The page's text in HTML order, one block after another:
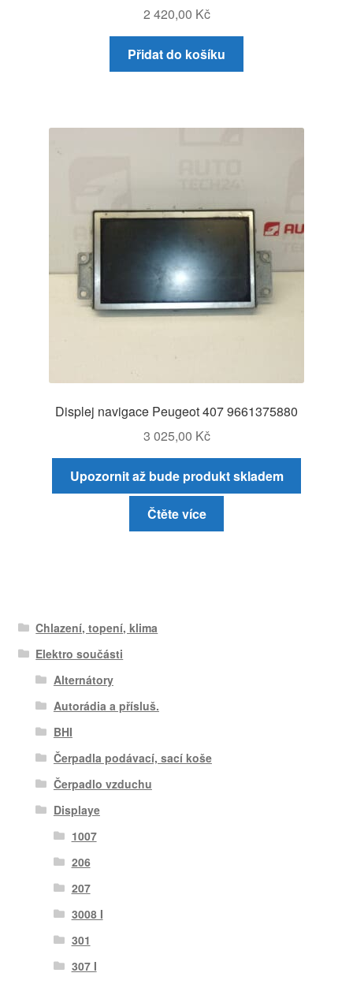
2 420,00 Kč
Přidat do košíku
Displej navigace Peugeot 407 9661375880
3 025,00 Kč
Upozornit až bude produkt skladem
Čtěte více
Chlazení, topení, klima
Elektro součásti
Alternátory
Autorádia a přísluš.
BHI
Čerpadla podávací, sací koše
Čerpadlo vzduchu
Displaye
1007
206
207
3008 I
301
307 I